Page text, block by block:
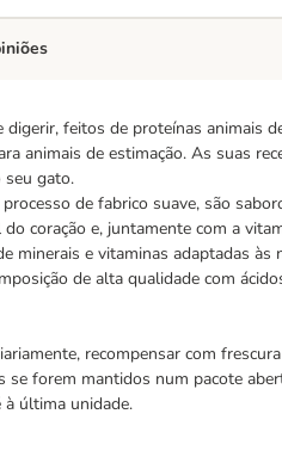
feitos de proteínas animais
animais de estimação. As suas
seu gato.
de fabrico suave, são
coração e, juntamente com a
minerais e vitaminas adaptadas às
de alta qualidade com
recompensar com
forem mantidos num pacote
à última unidade.